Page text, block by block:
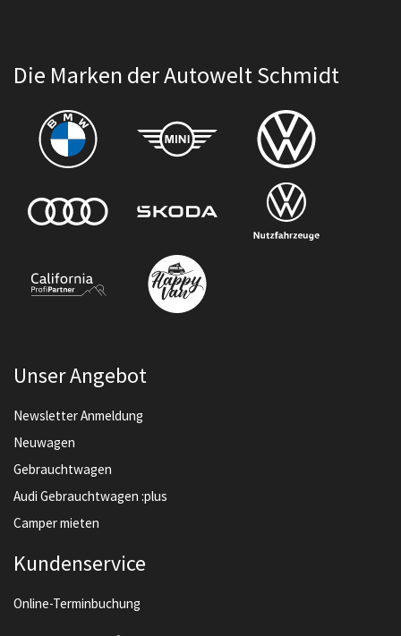
Die Marken der Autowelt Schmidt
Unser Angebot
Newsletter Anmeldung
Neuwagen
Gebrauchtwagen
Audi Gebrauchtwagen :plus
Camper mieten
Kundenservice
Online-Terminbuchung